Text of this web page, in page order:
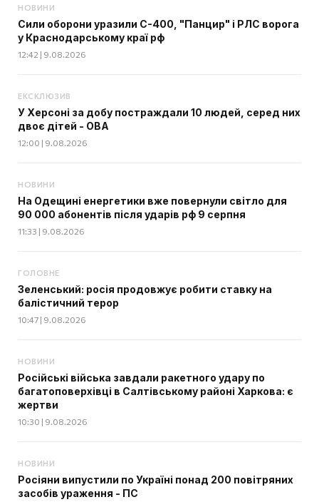
НОВИНИ
Сили оборони уразили С-400, "Панцир" і РЛС ворога
у Краснодарському краї рф
12:42 | 9.08.2026
ЕКСКЛЮЗИВ
У Херсоні за добу постраждали 10 людей, серед них
двоє дітей - ОВА
12:00 | 9.08.2026
НОВИНИ
На Одещині енергетики вже повернули світло для
90 000 абонентів після ударів рф 9 серпня
11:33 | 9.08.2026
ГОЛОВНЕ
Зеленський: росія продовжує робити ставку на
балістичний терор
10:47 | 9.08.2026
НОВИНИ
Російські війська завдали ракетного удару по
багатоповерхівці в Салтівському районі Харкова: є
жертви
10:30 | 9.08.2026
НОВИНИ
Росіяни випустили по Україні понад 200 повітряних
засобів ураження - ПС